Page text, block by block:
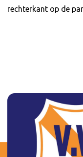
rechterkant op de